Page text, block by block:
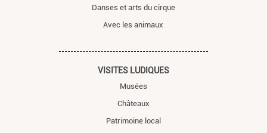
Danses et arts du cirque
Avec les animaux
VISITES LUDIQUES
Musées
Châteaux
Patrimoine local